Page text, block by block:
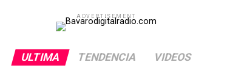
ADVERTISEMENT
ULTIMA TENDENCIA VIDEOS